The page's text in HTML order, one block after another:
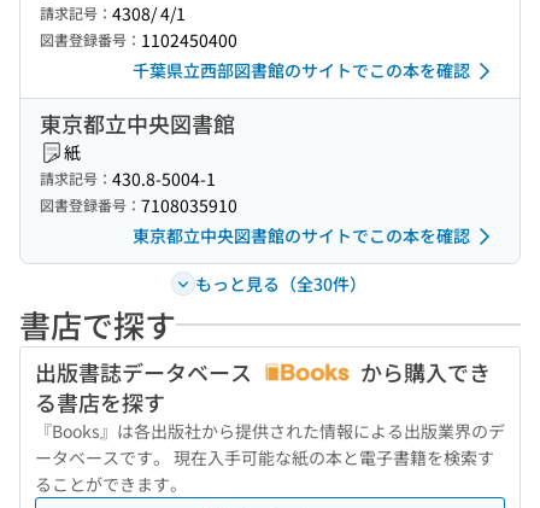
請求記号： 4308/ 4/1
図書登録番号： 1102450400
千葉県立西部図書館のサイトでこの本を確認
東京都立中央図書館
紙
請求記号： 430.8-5004-1
図書登録番号： 7108035910
東京都立中央図書館のサイトでこの本を確認
もっと見る（全30件）
書店で探す
出版書誌データベース
から購入でき
る書店を探す
『Books』は各出版社から提供された情報による出版業界のデ
ータベースです。 現在入手可能な紙の本と電子書籍を検索す
ることができます。